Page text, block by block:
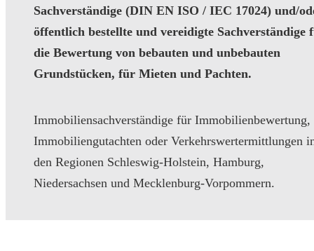
Sachverständige (DIN EN ISO / IEC 17024) und/
öffentlich bestellte und vereidigte Sachverständige
die Bewertung von bebauten und unbebauten
Grundstücken, für Mieten und Pachten.
Immobiliensachverständige für Immobilienbewertung,
Immobiliengutachten oder Verkehrswertermittlungen
den Regionen Schleswig-Holstein, Hamburg,
Niedersachsen und Mecklenburg-Vorpommern.